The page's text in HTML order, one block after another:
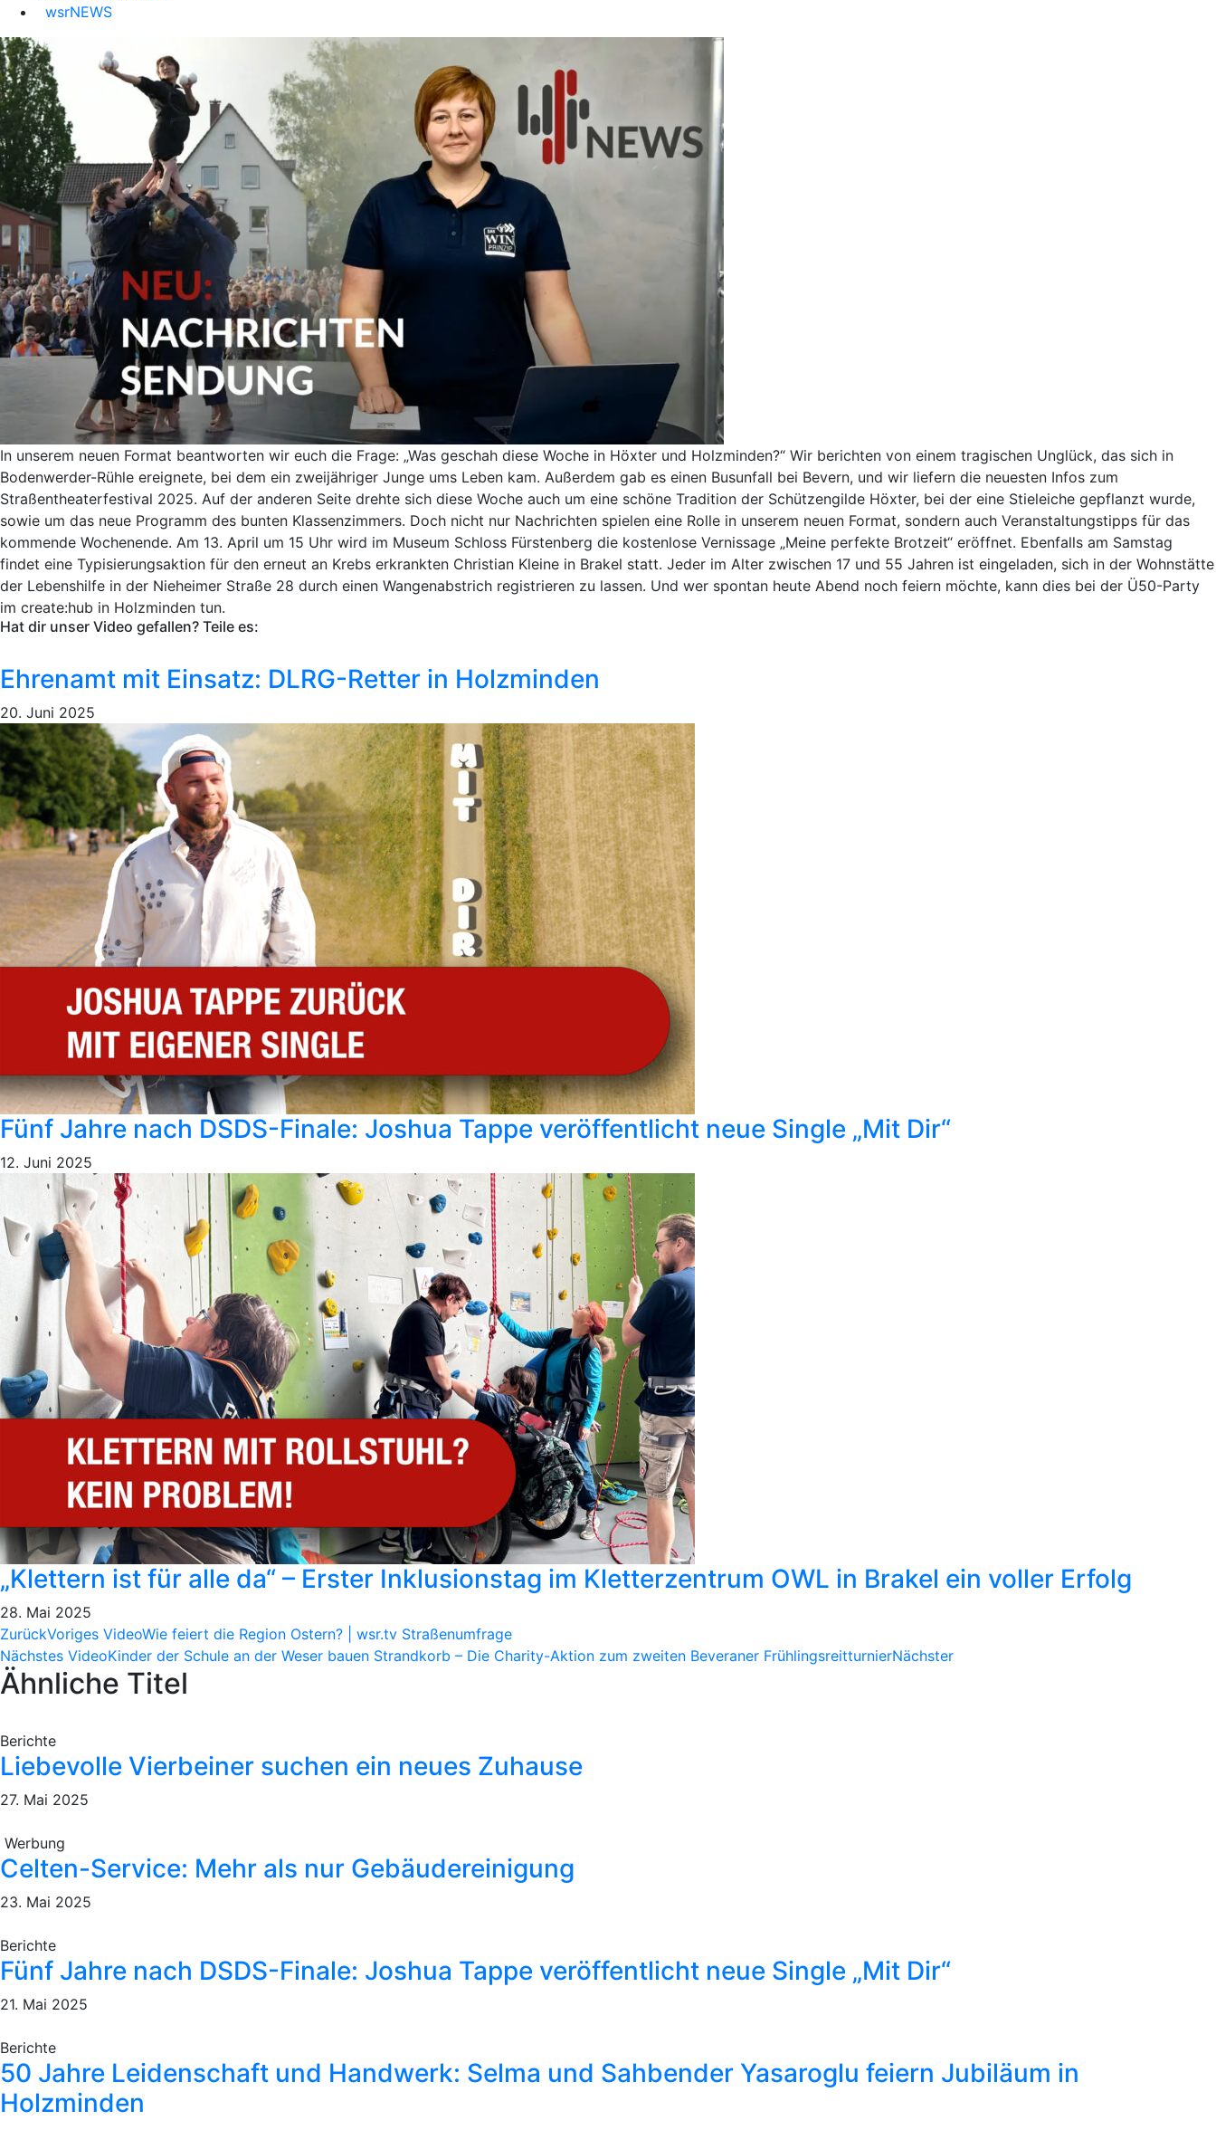
wsrNEWS
In unserem neuen Format beantworten wir euch die Frage: „Was geschah diese Woche in Höxter und Holzminden?“ Wir berichten von einem tragischen Unglück, das sich in
Bodenwerder-Rühle ereignete, bei dem ein zweijähriger Junge ums Leben kam. Außerdem gab es einen Busunfall bei Bevern, und wir liefern die neuesten Infos zum
Straßentheaterfestival 2025. Auf der anderen Seite drehte sich diese Woche auch um eine schöne Tradition der Schützengilde Höxter, bei der eine Stieleiche gepflanzt wurde,
sowie um das neue Programm des bunten Klassenzimmers. Doch nicht nur Nachrichten spielen eine Rolle in unserem neuen Format, sondern auch Veranstaltungstipps für das
kommende Wochenende. Am 13. April um 15 Uhr wird im Museum Schloss Fürstenberg die kostenlose Vernissage „Meine perfekte Brotzeit“ eröffnet. Ebenfalls am Samstag
findet eine Typisierungsaktion für den erneut an Krebs erkrankten Christian Kleine in Brakel statt. Jeder im Alter zwischen 17 und 55 Jahren ist eingeladen, sich in der Wohnstätte
der Lebenshilfe in der Nieheimer Straße 28 durch einen Wangenabstrich registrieren zu lassen. Und wer spontan heute Abend noch feiern möchte, kann dies bei der Ü50-Party
im create:hub in Holzminden tun.
Hat dir unser Video gefallen? Teile es:
Ehrenamt mit Einsatz: DLRG-Retter in Holzminden
20. Juni 2025
Fünf Jahre nach DSDS-Finale: Joshua Tappe veröffentlicht neue Single „Mit Dir“
12. Juni 2025
„Klettern ist für alle da“ – Erster Inklusionstag im Kletterzentrum OWL in Brakel ein voller Erfolg
28. Mai 2025
ZurückVoriges VideoWie feiert die Region Ostern? | wsr.tv Straßenumfrage
Nächstes VideoKinder der Schule an der Weser bauen Strandkorb – Die Charity-Aktion zum zweiten Beveraner FrühlingsreitturnierNächster
Ähnliche Titel
Berichte
Liebevolle Vierbeiner suchen ein neues Zuhause
27. Mai 2025
Werbung
Celten-Service: Mehr als nur Gebäudereinigung
23. Mai 2025
Berichte
Fünf Jahre nach DSDS-Finale: Joshua Tappe veröffentlicht neue Single „Mit Dir“
21. Mai 2025
Berichte
50 Jahre Leidenschaft und Handwerk: Selma und Sahbender Yasaroglu feiern Jubiläum in
Holzminden